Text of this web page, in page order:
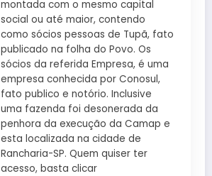
montada com o mesmo capital
social ou até maior, contendo
como sócios pessoas de Tupã, fato
publicado na folha do Povo. Os
sócios da referida Empresa, é uma
empresa conhecida por Conosul,
fato publico e notório. Inclusive
uma fazenda foi desonerada da
penhora da execução da Camap e
esta localizada na cidade de
Rancharia-SP. Quem quiser ter
acesso, basta clicar